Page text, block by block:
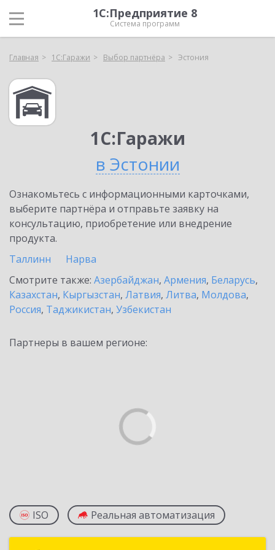
1С:Предприятие 8
Система программ
Главная 1С:Гаражи Выбор партнёра Эстония
1С:Гаражи
в Эстонии
Ознакомьтесь с информационными карточками,
выберите партнёра и отправьте заявку на
консультацию, приобретение или внедрение
продукта.
Таллинн
Нарва
Смотрите также: Азербайджан, Армения, Беларусь,
Казахстан, Кыргызстан, Латвия, Литва, Молдова,
Россия, Таджикистан, Узбекистан
Партнеры в вашем регионе:
ISO Реальная автоматизация